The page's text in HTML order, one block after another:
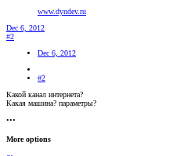
www.dyndev.ru
Dec 6, 2012
#2
Dec 6, 2012
#2
Какой канал интернета?
Какая машина? параметры?
•••
More options